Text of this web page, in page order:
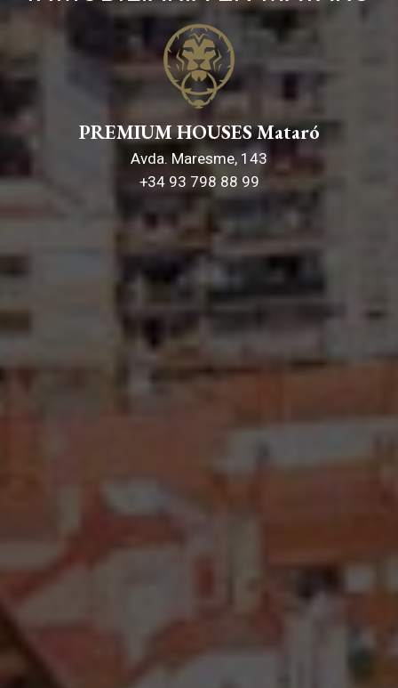
PREMIUM HOUSES Mataró
Avda. Maresme, 143
+34 93 798 88 99